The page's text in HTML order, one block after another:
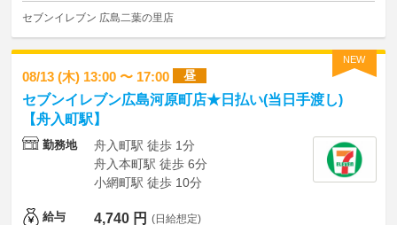
セブンイレブン 広島二葉の里店
NEW
08/13 (木) 13:00 〜 17:00 昼
セブンイレブン広島河原町店★日払い(当日手渡し)
【舟入町駅】
勤務地
舟入町駅 徒歩 1分
舟入本町駅 徒歩 6分
小網町駅 徒歩 10分
給与 4,740 円 (日給想定)